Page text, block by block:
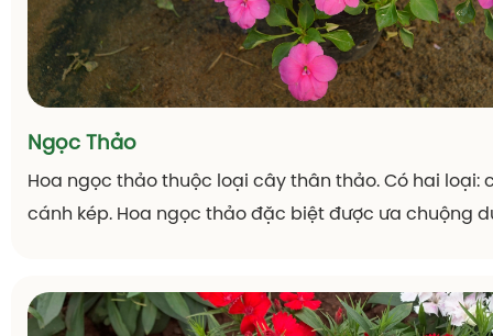
Ngọc Thảo
Hoa ngọc thảo thuộc loại cây thân thảo. Có hai loại:
cánh kép. Hoa ngọc thảo đặc biệt được ưa chuộng